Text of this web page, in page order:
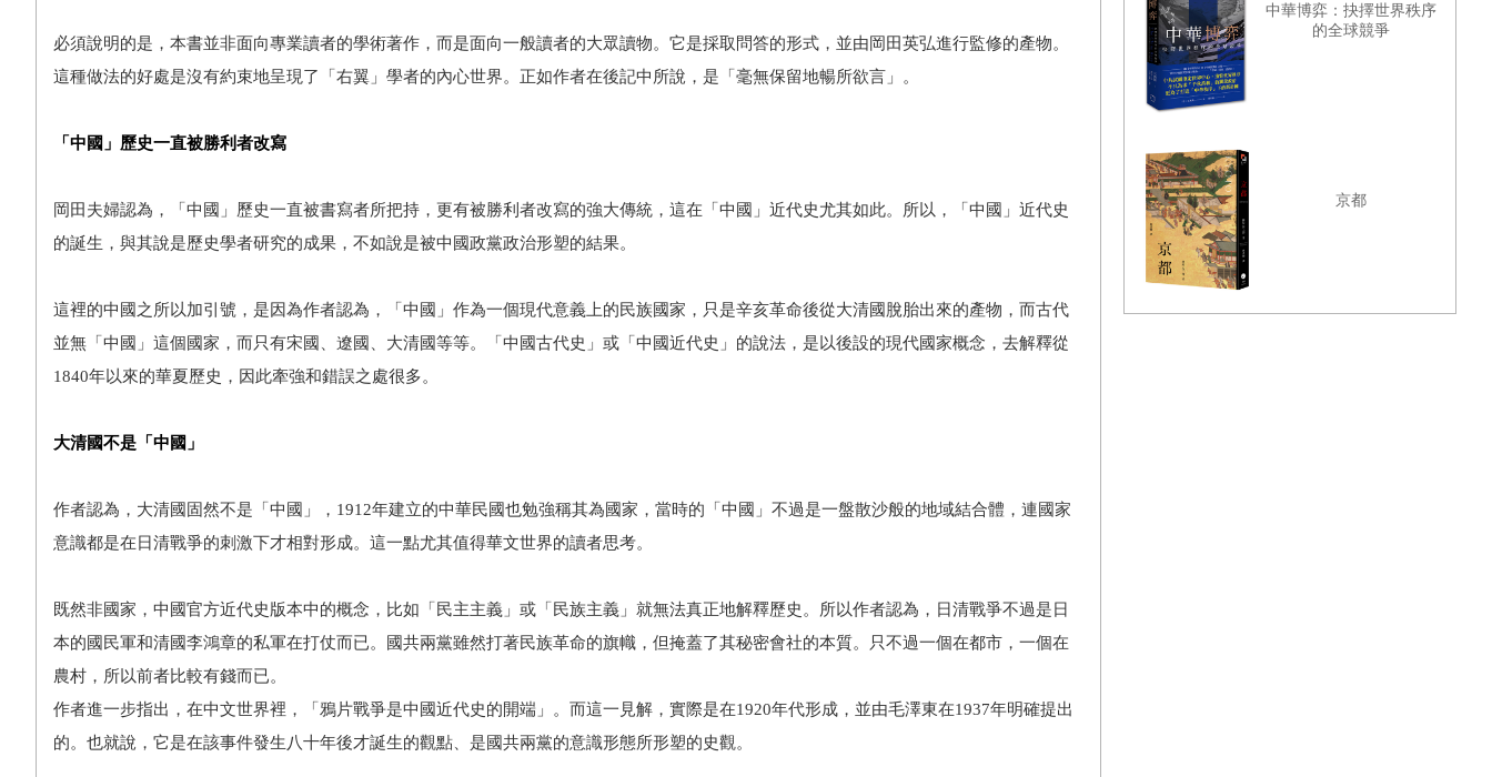
必須說明的是，本書並非面向專業讀者的學術著作，而是面向一般讀者的大眾讀物。它是採取問答的形式，並由岡田英弘進行監修的產物。
這種做法的好處是沒有約束地呈現了「右翼」學者的內心世界。正如作者在後記中所說，是「毫無保留地暢所欲言」。
「中國」歷史一直被勝利者改寫
岡田夫婦認為，「中國」歷史一直被書寫者所把持，更有被勝利者改寫的強大傳統，這在「中國」近代史尤其如此。所以，「中國」近代史
的誕生，與其說是歷史學者研究的成果，不如說是被中國政黨政治形塑的結果。
這裡的中國之所以加引號，是因為作者認為，「中國」作為一個現代意義上的民族國家，只是辛亥革命後從大清國脫胎出來的產物，而古代
並無「中國」這個國家，而只有宋國、遼國、大清國等等。「中國古代史」或「中國近代史」的說法，是以後設的現代國家概念，去解釋從
1840年以來的華夏歷史，因此牽強和錯誤之處很多。
大清國不是「中國」
作者認為，大清國固然不是「中國」，1912年建立的中華民國也勉強稱其為國家，當時的「中國」不過是一盤散沙般的地域結合體，連國家
意識都是在日清戰爭的刺激下才相對形成。這一點尤其值得華文世界的讀者思考。
既然非國家，中國官方近代史版本中的概念，比如「民主主義」或「民族主義」就無法真正地解釋歷史。所以作者認為，日清戰爭不過是日
本的國民軍和清國李鴻章的私軍在打仗而已。國共兩黨雖然打著民族革命的旗幟，但掩蓋了其秘密會社的本質。只不過一個在都市，一個在
農村，所以前者比較有錢而已。
作者進一步指出，在中文世界裡，「鴉片戰爭是中國近代史的開端」。而這一見解，實際是在1920年代形成，並由毛澤東在1937年明確提出
的。也就說，它是在該事件發生八十年後才誕生的觀點、是國共兩黨的意識形態所形塑的史觀。
中華博弈：抉擇世界秩序
的全球競爭
京都